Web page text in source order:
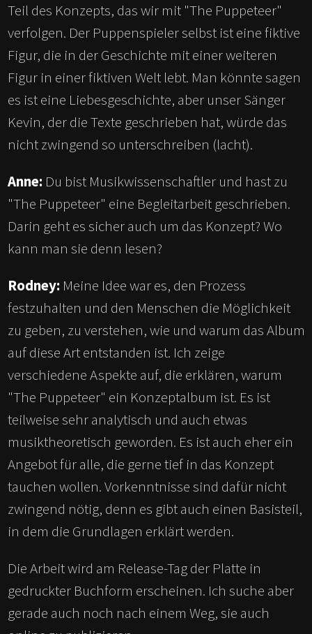
Teil des Konzepts, das wir mit "The Puppeteer"
verfolgen. Der Puppenspieler selbst ist eine fiktive
Figur, die in der Geschichte mit einer weiteren
Figur in einer fiktiven Welt lebt. Man könnte sagen
es ist eine Liebesgeschichte, aber unser Sänger
Kevin, der die Texte geschrieben hat, würde das
nicht zwingend so unterschreiben (lacht).
Anne: Du bist Musikwissenschaftler und hast zu
"The Puppeteer" eine Begleitarbeit geschrieben.
Darin geht es sicher auch um das Konzept? Wo
kann man sie denn lesen?
Rodney: Meine Idee war es, den Prozess
festzuhalten und den Menschen die Möglichkeit
zu geben, zu verstehen, wie und warum das Album
auf diese Art entstanden ist. Ich zeige
verschiedene Aspekte auf, die erklären, warum
"The Puppeteer" ein Konzeptalbum ist. Es ist
teilweise sehr analytisch und auch etwas
musiktheoretisch geworden. Es ist auch eher ein
Angebot für alle, die gerne tief in das Konzept
tauchen wollen. Vorkenntnisse sind dafür nicht
zwingend nötig, denn es gibt auch einen Basisteil,
in dem die Grundlagen erklärt werden.
Die Arbeit wird am Release-Tag der Platte in
gedruckter Buchform erscheinen. Ich suche aber
gerade auch noch nach einem Weg, sie auch